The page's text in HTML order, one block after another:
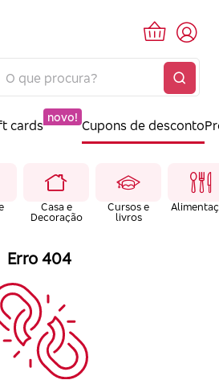
cards
novo!
Cupons de desconto
Casa e
Decoração
Cursos e
livros
Erro 404